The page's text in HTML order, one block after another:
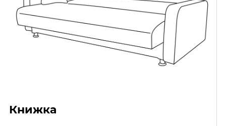
Книжка